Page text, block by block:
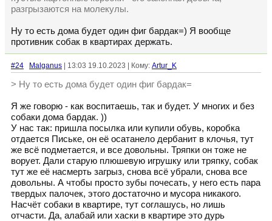
разгрызаются на молекулы.
Ну то есть дома будет один фиг бардак=) Я вообще
противник собак в квартирах держать.
#24 Malganus | 13:03 19.10.2023 | Кому: Artur_K
> Ну то есть дома будет один фиг бардак=
Я же говорю - как воспитаешь, так и будет. У многих и без
собаки дома бардак. ))
У нас так: пришла посылка или купили обувь, коробка
отдается Письке, он её осатанело дербанит в клочья, тут
же всё подметается, и все довольны. Тряпки он тоже не
ворует. Дали старую плюшевую игрушку или тряпку, собак
тут же её насмерть загрыз, снова всё убрали, снова все
довольны. А чтобы просто зубы почесать, у него есть пара
твердых палочек, этого достаточно и мусора никакого.
Насчёт собаки в квартире, тут соглашусь, но лишь
отчасти. Да, алабай или хаски в квартире это дурь